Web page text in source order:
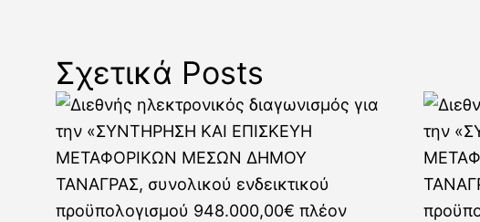
Σχετικά Posts